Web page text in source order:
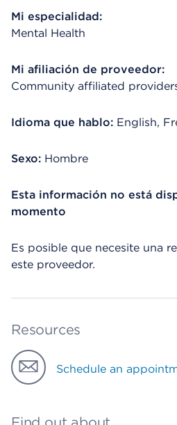
Mi especialidad:
Mental Health
Mi afiliación de proveedor:
Community affiliated
Idioma que hablo: English,
Sexo: Hombre
Esta información no está
momento
Es posible que necesite una
este proveedor.
Resources
Schedule an